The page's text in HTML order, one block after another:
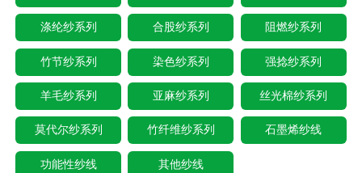
涤纶纱系列 合股纱系列 阻燃纱系列
竹节纱系列 染色纱系列 强捻纱系列
羊毛纱系列 亚麻纱系列 丝光棉纱系列
莫代尔纱系列 竹纤维纱系列 石墨烯纱线
功能性纱线 其他纱线